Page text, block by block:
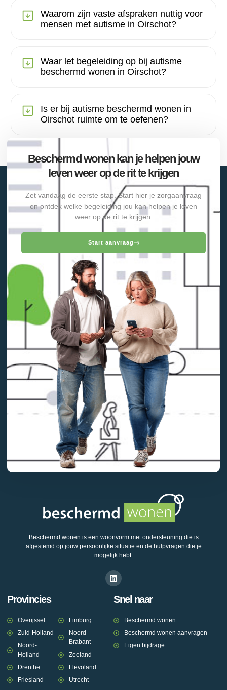
Waarom zijn vaste afspraken nuttig voor
mensen met autisme in Oirschot?
Waar let begeleiding op bij autisme
beschermd wonen in Oirschot?
Is er bij autisme beschermd wonen in
Oirschot ruimte om te oefenen?
Beschermd wonen kan je helpen jouw
leven weer op de rit te krijgen
Zet vandaag de eerste stap. Start hier je zorgaanvraag
en ontdek welke begeleiding jou kan helpen je leven
weer op de rit te krijgen.
Start aanvraag
Beschermd wonen is een woonvorm met ondersteuning die is
afgestemd op jouw persoonlijke situatie en de hulpvragen die je
mogelijk hebt.
Provincies
Overijssel
Zuid-Holland
Noord-
Holland
Drenthe
Friesland
Limburg
Noord-
Brabant
Zeeland
Flevoland
Utrecht
Snel naar
Beschermd wonen
Beschermd wonen aanvragen
Eigen bijdrage